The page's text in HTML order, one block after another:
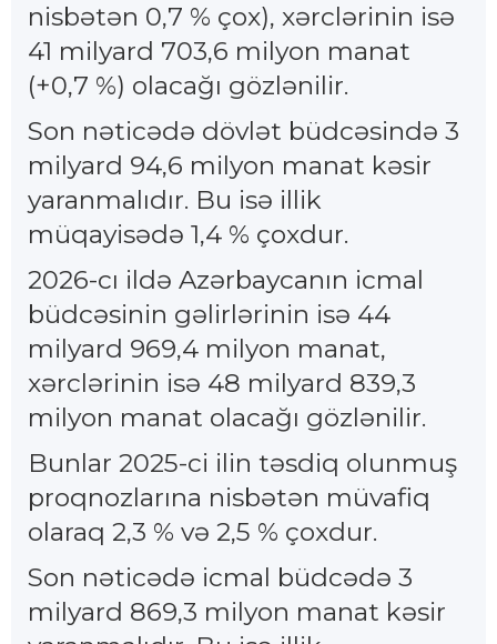
nisbətən 0,7 % çox), xərclərinin isə
41 milyard 703,6 milyon manat
(+0,7 %) olacağı gözlənilir.
Son nəticədə dövlət büdcəsində 3
milyard 94,6 milyon manat kəsir
yaranmalıdır. Bu isə illik
müqayisədə 1,4 % çoxdur.
2026-cı ildə Azərbaycanın icmal
büdcəsinin gəlirlərinin isə 44
milyard 969,4 milyon manat,
xərclərinin isə 48 milyard 839,3
milyon manat olacağı gözlənilir.
Bunlar 2025-ci ilin təsdiq olunmuş
proqnozlarına nisbətən müvafiq
olaraq 2,3 % və 2,5 % çoxdur.
Son nəticədə icmal büdcədə 3
milyard 869,3 milyon manat kəsir